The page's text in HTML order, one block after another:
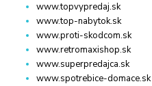
www.topvypredaj.sk
www.top-nabytok.sk
www.proti-skodcom.sk
www.retromaxishop.sk
www.superpredajca.sk
www.spotrebice-domace.sk